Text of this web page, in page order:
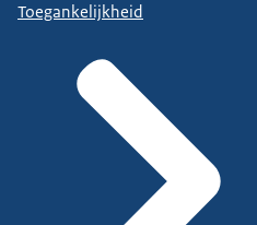
Toegankelijkheid